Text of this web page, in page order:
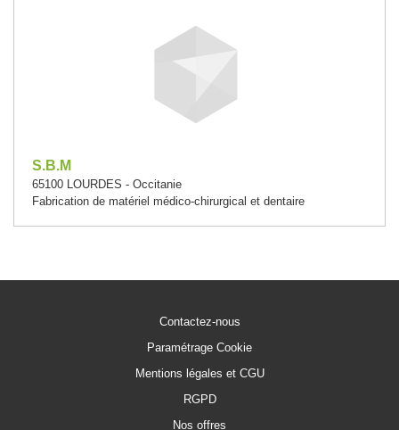
S.B.M
65100 LOURDES - Occitanie
Fabrication de matériel médico-chirurgical et dentaire
Contactez-nous
Paramétrage Cookie
Mentions légales et CGU
RGPD
Nos offres